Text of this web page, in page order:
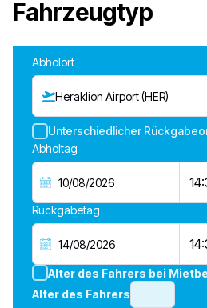
Fahrzeugtyp
Abholort
Heraklion Airport (HER)
Unterschiedlicher
Abholtag
Rückgabetag
Alter des Fahrers bei
Alter des Fahrers